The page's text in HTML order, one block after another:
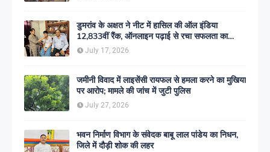
डुमरांव के अक्षत ने नीट में हासिल की ऑल इंडिया
12,833वीं रैंक, ऑनलाइन पढ़ाई से रचा सफलता का
इतिहास
July 17, 2026
जमीनी विवाद में लाइसेंसी रायफल से हमला करने का मुखिया
पर आरोप; मामले की जांच में जुटी पुलिस
July 27, 2026
भवन निर्माण विभाग के संवेदक बाबू लाल पांडेय का निधन,
जिले में दौड़ी शोक की लहर